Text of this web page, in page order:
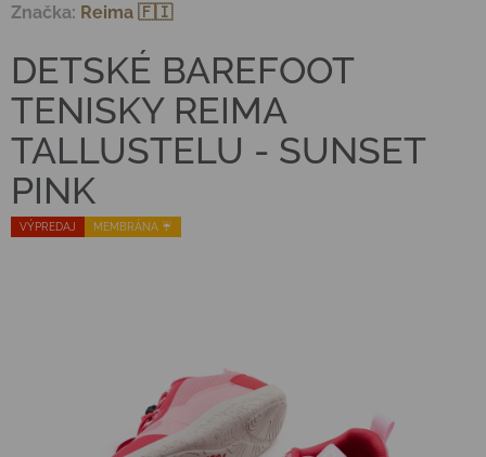
VÝPREDAJ MEMBRÁNA ☔️
DETSKÉ BAREFOOT
TENISKY REIMA
TALLUSTELU - SUNSET
PINK
Značka: Reima 🇫🇮